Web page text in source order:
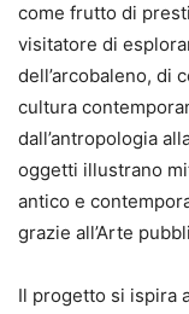
come frutto di
visitatore di
dell’arcobaleno, di
cultura
dall’antropologia
oggetti illustrano
antico e
grazie all’Arte
Il progetto si ispira